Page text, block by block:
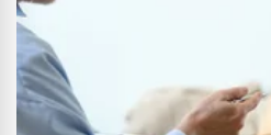
Rozwój i ulepszanie usług
Wykorzystywanie
wyboru treści